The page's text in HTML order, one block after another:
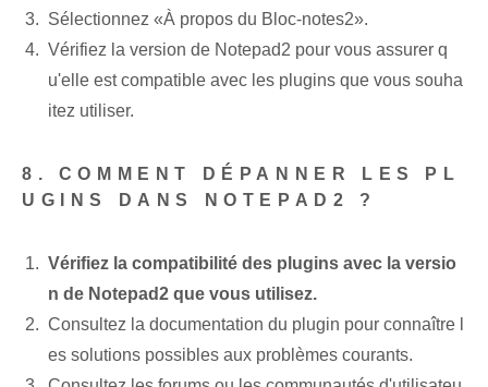
Sélectionnez «À propos du Bloc-notes2».
Vérifiez la version de Notepad2 pour vous assurer q
u'elle est compatible avec les plugins que vous souha
itez utiliser.
8. COMMENT DÉPANNER LES PL
UGINS DANS NOTEPAD2 ?
Vérifiez la compatibilité des plugins avec la versio
n de Notepad2 que vous utilisez.
Consultez la documentation du plugin pour connaître l
es solutions possibles⁤ aux problèmes courants.